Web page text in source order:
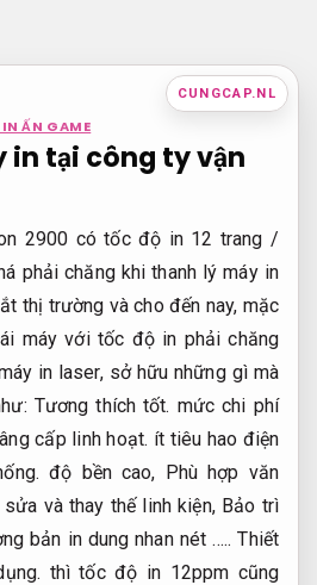
CUNGCAP.NL
ẤN GAME
in tại công ty vận
2900 có tốc độ in 12 trang /
phải chăng khi thanh lý máy in
thị trường và cho đến nay, mặc
máy với tốc độ in phải chăng
in laser, sở hữu những gì mà
Tương thích tốt. mức chi phí
cấp linh hoạt. ít tiêu hao điện
độ bền cao, Phù hợp văn
và thay thế linh kiện, Bảo trì
bản in dung nhan nét …..Thiết
thì tốc độ in 12ppm cũng